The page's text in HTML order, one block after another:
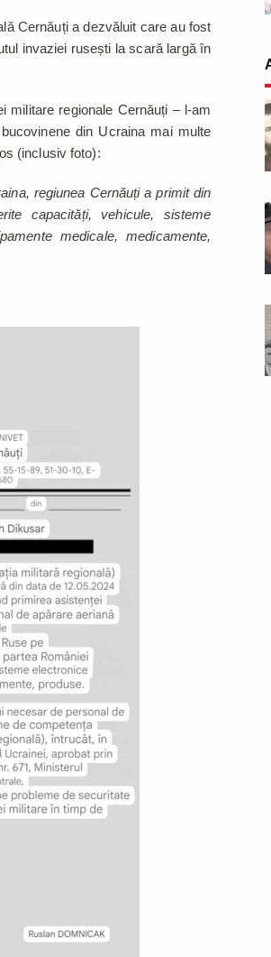
Cernăuți a dezvăluit care au fost
invaziei rusești la scară largă în
militare regionale Cernăuți – l-am
din Ucraina mai multe
(inclusiv foto):
regiunea Cernăuți a primit din
capacități, vehicule, sisteme
medicale, medicamente,